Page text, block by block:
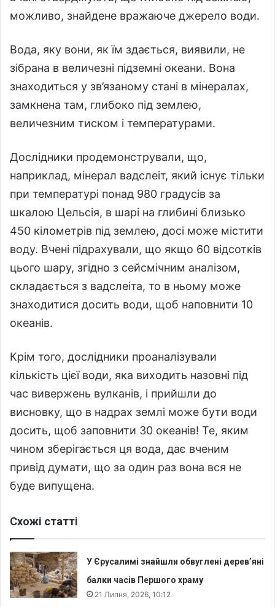
можливо, знайдене вражаюче джерело води.
Вода, яку вони, як їм здається, виявили, не
зібрана в величезні підземні океани. Вона
знаходиться у зв’язаному стані в мінералах,
замкнена там, глибоко під землею,
величезним тиском і температурами.
Дослідники продемонстрували, що,
наприклад, мінерал вадслеіт, який існує тільки
при температурі понад 980 градусів за
шкалою Цельсія, в шарі на глибині близько
450 кілометрів під землею, досі може містити
воду. Вчені підрахували, що якщо 60 відсотків
цього шару, згідно з сейсмічним аналізом,
складається з вадслеіта, то в ньому може
знаходитися досить води, щоб наповнити 10
океанів.
Крім того, дослідники проаналізували
кількість цієї води, яка виходить назовні під
час вивержень вулканів, і прийшли до
висновку, що в надрах землі може бути води
досить, щоб заповнити 30 океанів! Те, яким
чином зберігається ця вода, дає вченим
привід думати, що за один раз вона вся не
буде випущена.
Схожі статті
У Єрусалимі знайшли обвуглені дерев’яні
балки часів Першого храму
21 Липня, 2026, 10:12